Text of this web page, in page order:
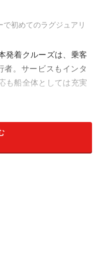
初めてのラグジュアリ
発着クルーズは、乗客
者。サービスもインタ
も船全体としては充実
た「シルバー・ムーン
泊11日」に乗船